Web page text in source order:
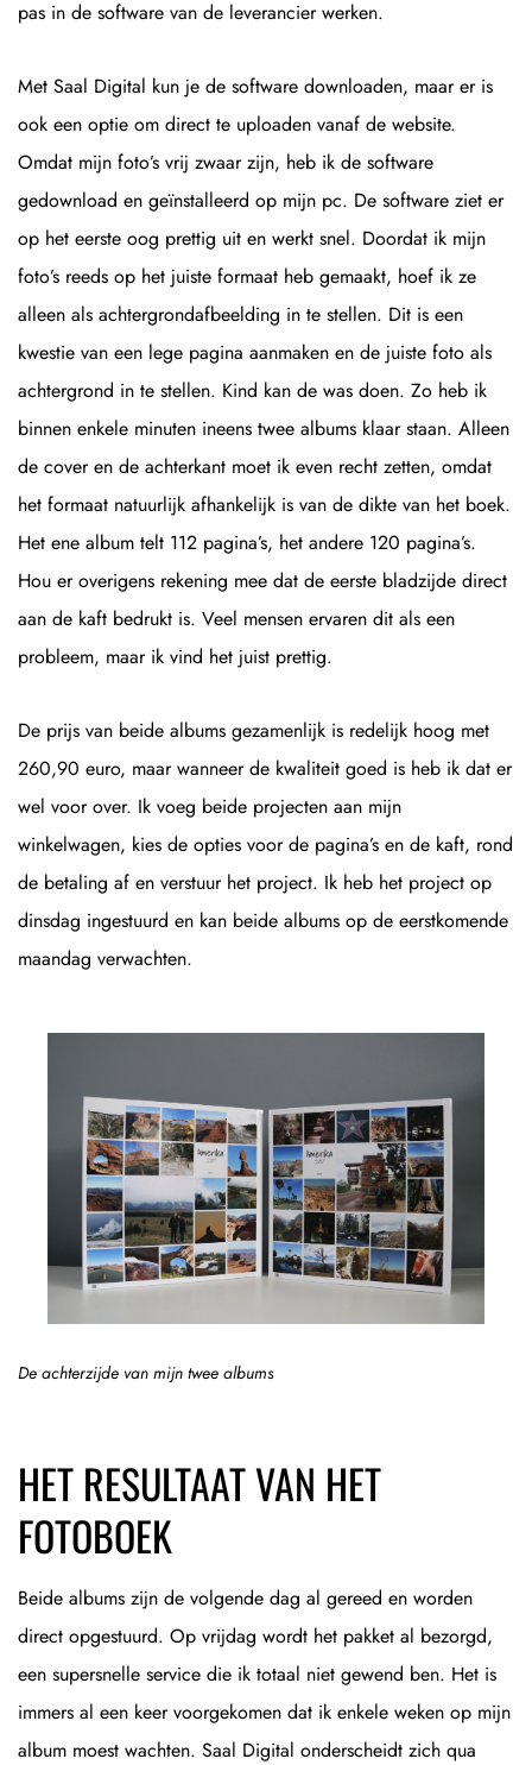
pas in de software van de leverancier werken.
Met Saal Digital kun je de software downloaden, maar er is
ook een optie om direct te uploaden vanaf de website.
Omdat mijn foto’s vrij zwaar zijn, heb ik de software
gedownload en geïnstalleerd op mijn pc. De software ziet er
op het eerste oog prettig uit en werkt snel. Doordat ik mijn
foto’s reeds op het juiste formaat heb gemaakt, hoef ik ze
alleen als achtergrondafbeelding in te stellen. Dit is een
kwestie van een lege pagina aanmaken en de juiste foto als
achtergrond in te stellen. Kind kan de was doen. Zo heb ik
binnen enkele minuten ineens twee albums klaar staan. Alleen
de cover en de achterkant moet ik even recht zetten, omdat
het formaat natuurlijk afhankelijk is van de dikte van het boek.
Het ene album telt 112 pagina’s, het andere 120 pagina’s.
Hou er overigens rekening mee dat de eerste bladzijde direct
aan de kaft bedrukt is. Veel mensen ervaren dit als een
probleem, maar ik vind het juist prettig.
De prijs van beide albums gezamenlijk is redelijk hoog met
260,90 euro, maar wanneer de kwaliteit goed is heb ik dat er
wel voor over. Ik voeg beide projecten aan mijn
winkelwagen, kies de opties voor de pagina’s en de kaft, rond
de betaling af en verstuur het project. Ik heb het project op
dinsdag ingestuurd en kan beide albums op de eerstkomende
maandag verwachten.
De achterzijde van mijn twee albums
HET RESULTAAT VAN HET
FOTOBOEK
Beide albums zijn de volgende dag al gereed en worden
direct opgestuurd. Op vrijdag wordt het pakket al bezorgd,
een supersnelle service die ik totaal niet gewend ben. Het is
immers al een keer voorgekomen dat ik enkele weken op mijn
album moest wachten. Saal Digital onderscheidt zich qua